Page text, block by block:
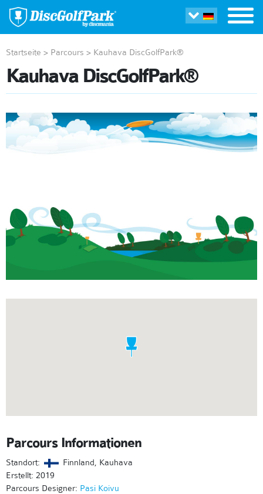
Startseite > Parcours > Kauhava DiscGolfPark®
Kauhava DiscGolfPark®
Parcours Informationen
Standort:
Finnland, Kauhava
Erstellt: 2019
Parcours Designer: Pasi Koivu